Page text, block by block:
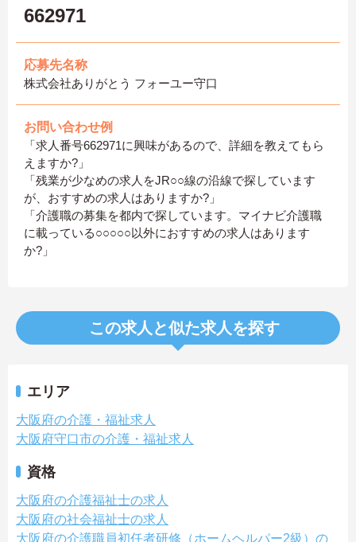
662971
応募先名称
株式会社ありがとう フォーユー守口
お問い合わせ例
「求人番号662971に興味があるので、詳細を教えてもら
えますか?」
「残業が少なめの求人をJR○○線の沿線で探しています
が、おすすめの求人はありますか?」
「介護職の募集を都内で探しています。マイナビ介護職
に載っている○○○○○以外におすすめの求人はあります
か?」
この求人と似た求人を探す
エリア
大阪府の介護・福祉求人
大阪府守口市の介護・福祉求人
資格
大阪府の介護福祉士の求人
大阪府の社会福祉士の求人
大阪府の介護職員初任者研修（ホームヘルパー2級）の